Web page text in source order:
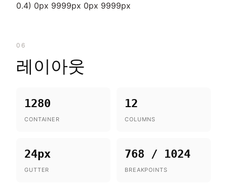
0.4) 0px 9999px 0px 9999px
06
레이아웃
1280
CONTAINER
12
COLUMNS
24px
GUTTER
768 / 1024
BREAKPOINTS